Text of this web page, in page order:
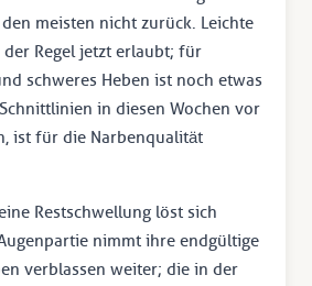
meisten nicht zurück. Leichte
Regel jetzt erlaubt; für
schweres Heben ist noch etwas
in diesen Wochen vor
ist für die Narbenqualität
Restschwellung löst sich
nimmt ihre endgültige
verblassen weiter; die in der